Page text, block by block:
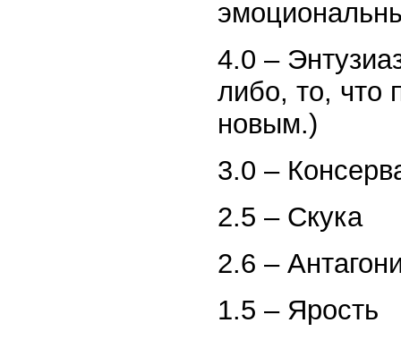
4.0 –
либо, то, что
новым.)
3.0 –
2.5 – Скука
2.6 –
1.5 – Ярость